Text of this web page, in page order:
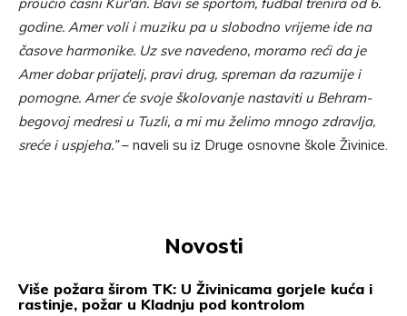
proučio časni Kur'an. Bavi se sportom, fudbal trenira od 6.
godine. Amer voli i muziku pa u slobodno vrijeme ide na
časove harmonike. Uz sve navedeno, moramo reći da je
Amer dobar prijatelj, pravi drug, spreman da razumije i
pomogne. Amer će svoje školovanje nastaviti u Behram-
begovoj medresi u Tuzli, a mi mu želimo mnogo zdravlja,
sreće i uspjeha.”– naveli su iz Druge osnovne škole Živinice.
Novosti
Više požara širom TK: U Živinicama gorjele kuća i
rastinje, požar u Kladnju pod kontrolom